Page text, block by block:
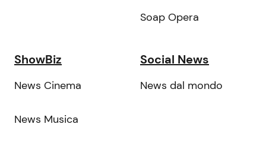
Soap Opera
ShowBiz
News Cinema
News Musica
Social News
News dal mondo